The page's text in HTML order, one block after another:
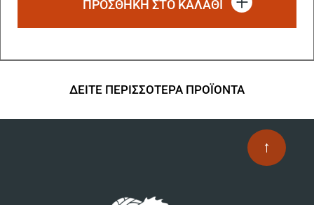
ΠΡΟΣΘΗΚΗ ΣΤΟ ΚΑΛΑΘΙ
ΔΕΙΤΕ ΠΕΡΙΣΣΟΤΕΡΑ ΠΡΟΪΟΝΤΑ
↑